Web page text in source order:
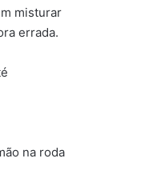
misturar
errada.
na roda